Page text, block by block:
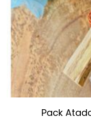
Pack